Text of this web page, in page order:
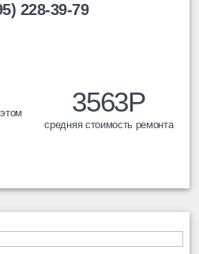
228-39-79
3563Р
средняя стоимость ремонта